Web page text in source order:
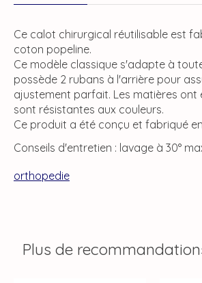
Ce calot chirurgical réutilisable est
coton popeline.
Ce modèle classique s'adapte à
possède 2 rubans à l'arrière pour
ajustement parfait. Les matières ont
sont résistantes aux couleurs.
Ce produit a été conçu et fabriqué
Conseils d'entretien : lavage à 30°
orthopedie
Plus de